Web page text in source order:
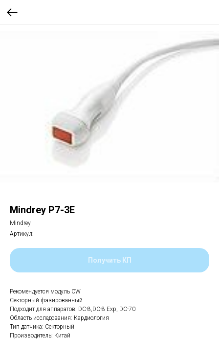
Mindrey P7-3E
Mindrey
Артикул:
Получить КП
Рекомендуется модуль CW
Секторный фазированный
Подходит для аппаратов: DC-8,DC-8 Exp, DC-70
Область исследования: Кардиология
Тип датчика: Секторный
Производитель: Китай